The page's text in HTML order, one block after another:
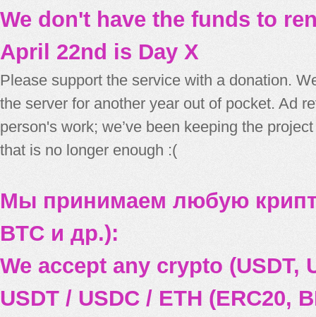
We don't have the funds to
April 22nd is Day X
Please support the service with a donation.
the server for another year out of pocket. Ad
person's work; we’ve been keeping the
that is no longer enough :(
Мы принимаем любую
BTC и др.):
We accept any crypto (USDT,
USDT / USDC / ETH (ERC20,